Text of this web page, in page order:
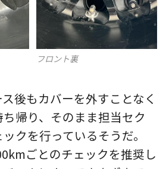
フロント裏
後もカバーを外すことなく
帰り、そのまま担当セク
クを行っているそうだ。
ごとのチェックを推奨し